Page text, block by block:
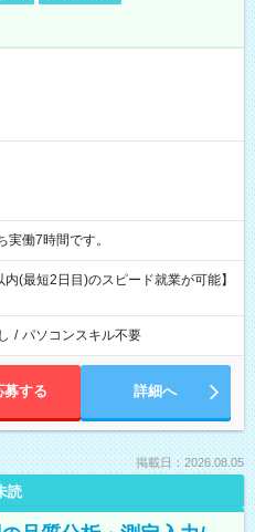
のうち実働7時間です。
(最短2日目)のスピード就業が可能】
/ パソコンスキル不要
募する 詳細へ
掲載日：2026.08.05
読